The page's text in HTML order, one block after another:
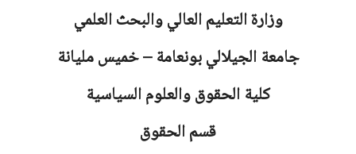
وزارة التعليم العالي والبحث العلمي
جامعةالجيلالي بونعامة – خميس مليانة
كلية الحقوق والعلوم السياسية
قسم الحقوق